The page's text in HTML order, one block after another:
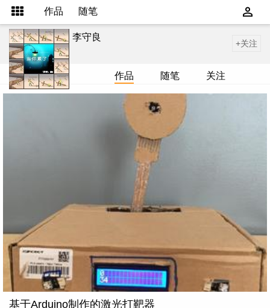
作品 随笔
李守良
+关注
作品 随笔 关注
基于Arduino制作的激光打靶器